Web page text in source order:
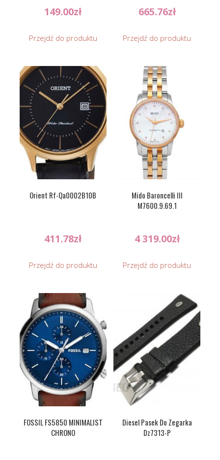
149.00zł
Przejdź do produktu
665.76zł
Przejdź do produktu
Orient Rf-Qa0002B10B
411.78zł
Przejdź do produktu
Mido Baroncelli III
M7600.9.69.1
4 319.00zł
Przejdź do produktu
FOSSIL FS5850 MINIMALIST
CHRONO
Diesel Pasek Do Zegarka
Dz7313-P